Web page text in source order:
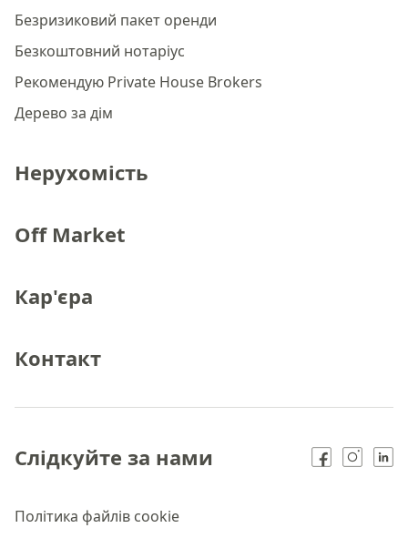
Безризиковий пакет оренди
Безкоштовний нотаріус
Рекомендую Private House Brokers
Дерево за дім
Нерухомість
Off Market
Кар'єра
Контакт
Політика файлів cookie
Слідкуйте за нами